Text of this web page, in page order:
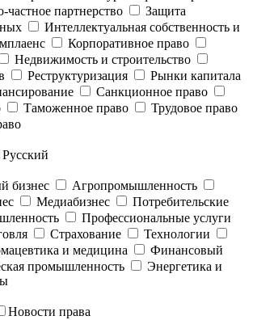
частное партнерство
Защита
Интеллектуальная собственность и
Корпоративное право
Недвижимость и строительство
Реструктуризация
Рынки капитала
Санкционное право
Таможенное право
Трудовое право
Русский
бизнес
Агропромышленность
Медиабизнес
Потребительские
Профессиональные услуги
Страхование
Технологии
и медицина
Финансовый
промышленность
Энергетика и
Новости права